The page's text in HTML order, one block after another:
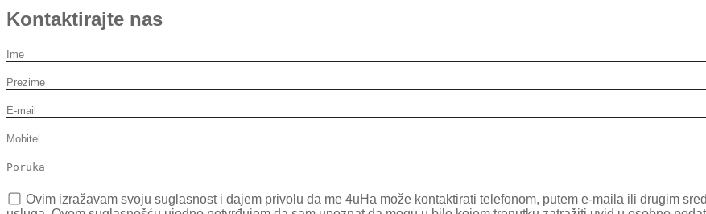
Kontaktirajte nas
Ovim izražavam svoju suglasnost i dajem privolu da me 4uHa može kontaktirati telefonom, putem e-maila ili drugim